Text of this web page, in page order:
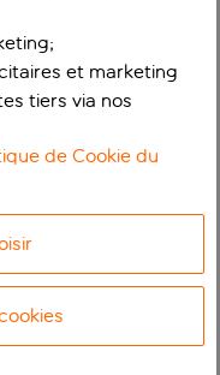
et marketing
tiers via nos
de Cookie du